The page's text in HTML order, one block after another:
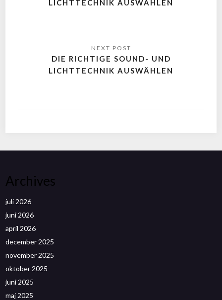
LICHTTECHNIK AUSWÄHLEN
DIE RICHTIGE SOUND- UND
LICHTTECHNIK AUSWÄHLEN
Archives
juli 2026
juni 2026
april 2026
december 2025
november 2025
oktober 2025
juni 2025
maj 2025